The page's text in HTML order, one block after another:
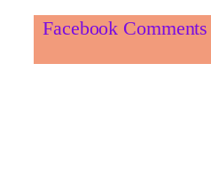
Facebook Comments